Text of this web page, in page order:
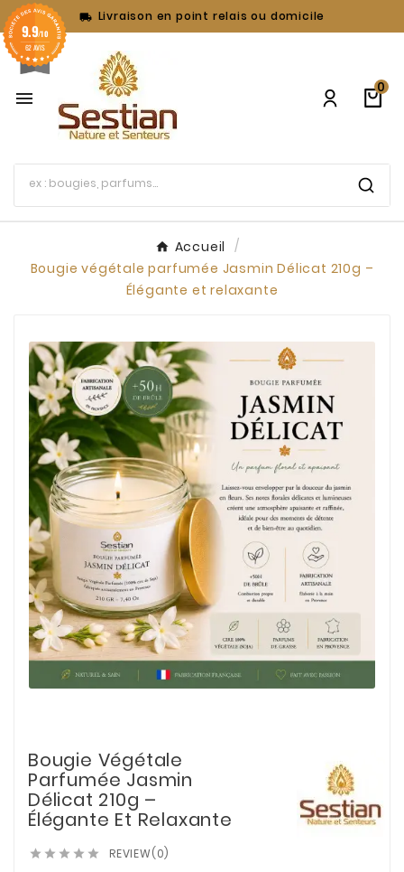
 Livraison en point relais ou domicile

0
Accueil
Bougie végétale parfumée Jasmin Délicat 210g –
Élégante et relaxante
Bougie Végétale
Parfumée Jasmin
Délicat 210g –
Élégante Et Relaxante
     REVIEW(0)
9.9/10
62 AVIS